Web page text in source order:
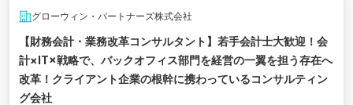
グローウィン・パートナーズ株式会社
【財務会計・業務改革コンサルタント】若手会計士大歓迎！会
計×IT×戦略で、バックオフィス部門を経営の一翼を担う存在へ
改革！クライアント企業の根幹に携わっているコンサルティン
グ会社